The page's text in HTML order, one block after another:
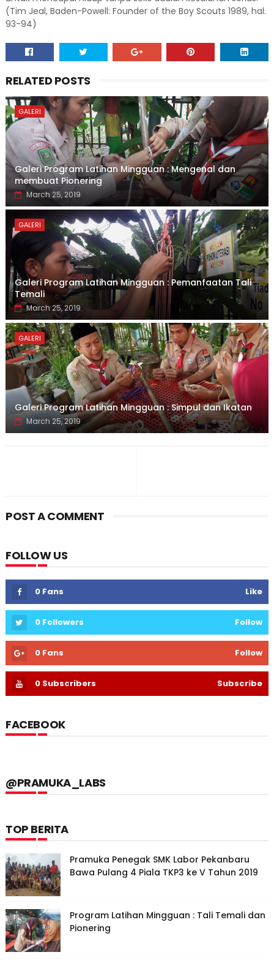
(Tim Jeal, Baden-Powell: Founder of the Boy Scouts 1989, hal.
93-94)
RELATED POSTS
GALERI
Galeri Program Latihan Mingguan : Mengenal dan
membuat Pionering
March 25, 2019
GALERI
Galeri Program Latihan Mingguan : Pemanfaatan Tali
Temali
March 25, 2019
GALERI
Galeri Program Latihan Mingguan : Simpul dan Ikatan
March 25, 2019
POST A COMMENT
FOLLOW US
0 Fans Like
0 Followers Follow
0 Fans Follow
0 Subscribers Subscribe
FACEBOOK
@PRAMUKA_LABS
TOP BERITA
Pramuka Penegak SMK Labor Pekanbaru
Bawa Pulang 4 Piala TKP3 ke V Tahun 2019
Program Latihan Mingguan : Tali Temali dan
Pionering